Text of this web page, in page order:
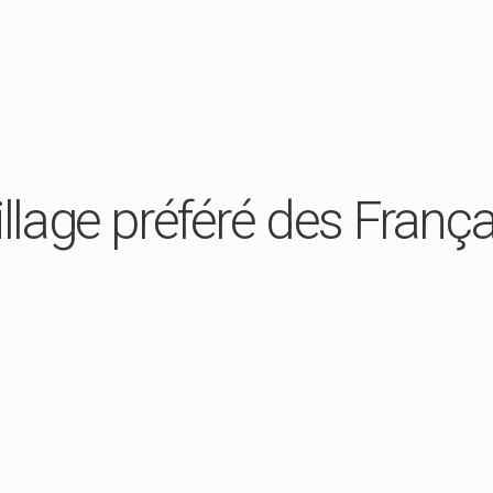
préféré des